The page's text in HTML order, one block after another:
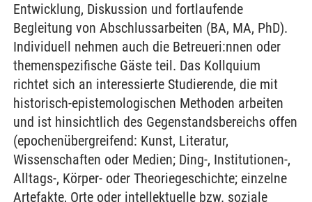
Entwicklung, Diskussion und fortlaufende
Begleitung von Abschlussarbeiten (BA, MA, PhD).
Individuell nehmen auch die Betreueri:nnen oder
themenspezifische Gäste teil. Das Kollquium
richtet sich an interessierte Studierende, die mit
historisch-epistemologischen Methoden arbeiten
und ist hinsichtlich des Gegenstandsbereichs offen
(epochenübergreifend: Kunst, Literatur,
Wissenschaften oder Medien; Ding-, Institutionen-,
Alltags-, Körper- oder Theoriegeschichte; einzelne
Artefakte, Orte oder intellektuelle bzw. soziale